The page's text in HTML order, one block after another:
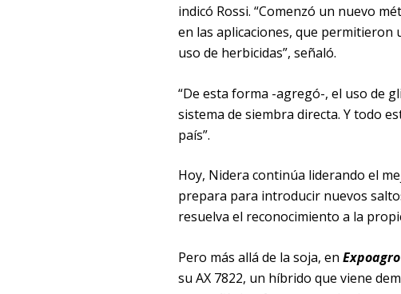
indicó Rossi. “Comenzó un nuevo
en las aplicaciones, que permitieron
uso de herbicidas”, señaló.
“De esta forma -agregó-, el uso de
sistema de siembra directa. Y todo
país”.
Hoy, Nidera continúa liderando el
prepara para introducir nuevos
resuelva el reconocimiento a la
Pero más allá de la soja, en Expoagro
su AX 7822, un híbrido que viene